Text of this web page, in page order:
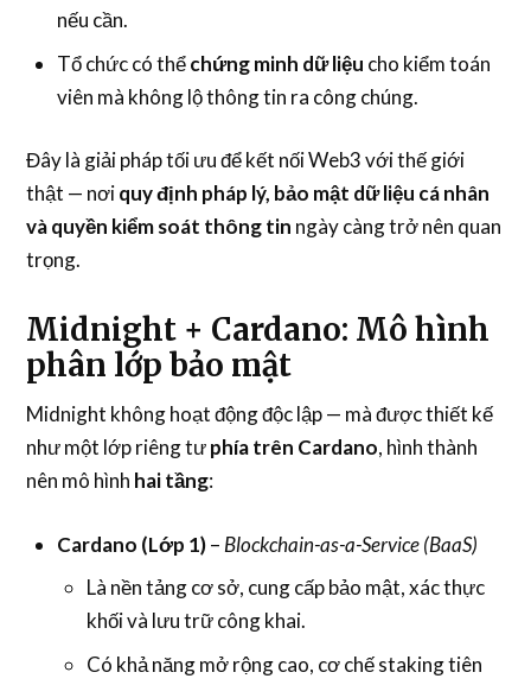
nếu cần.
Tổ chức có thểchứng minh dữ liệu cho kiểm toán
viên mà không lộ thông tin ra công chúng.
Đây là giải pháp tối ưu để kết nối Web3 với thế giới
thật — nơiquy định pháp lý, bảo mật dữ liệu cá nhân
và quyền kiểm soát thông tin ngày càng trở nên quan
trọng.
Midnight + Cardano: Mô hình
phân lớp bảo mật
Midnight không hoạt động độc lập — mà được thiết kế
như một lớp riêng tưphía trên Cardano, hình thành
nên mô hình hai tầng:
Cardano (Lớp 1)– Blockchain-as-a-Service (BaaS)
Là nền tảng cơ sở, cung cấp bảo mật, xác thực
khối và lưu trữ công khai.
Có khả năng mở rộng cao, cơ chế staking tiên